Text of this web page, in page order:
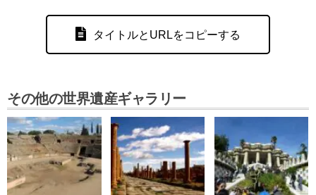
タイトルとURLをコピーする
その他の世界遺産ギャラリー